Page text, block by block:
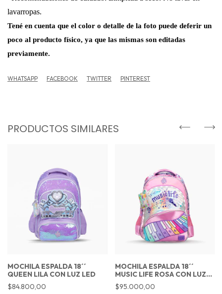
lavarropas.
Tené en cuenta que el color o detalle de la foto puede deferir un
poco al producto físico, ya que las mismas son editadas
previamente.
WHATSAPP FACEBOOK TWITTER PINTEREST
PRODUCTOS SIMILARES
MOCHILA ESPALDA 18´´
QUEEN LILA CON LUZ LED
$84.800,00
MOCHILA ESPALDA 18´´
MUSIC LIFE ROSA CON LUZ
LED Y NOTAS MUSICALES
$95.000,00